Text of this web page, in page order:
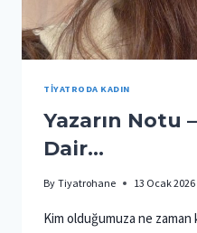
TIYATRODA KADIN
Yazarın Notu
Dair…
By Tiyatrohane 13 Ocak 2026
Kim olduğumuza ne zaman